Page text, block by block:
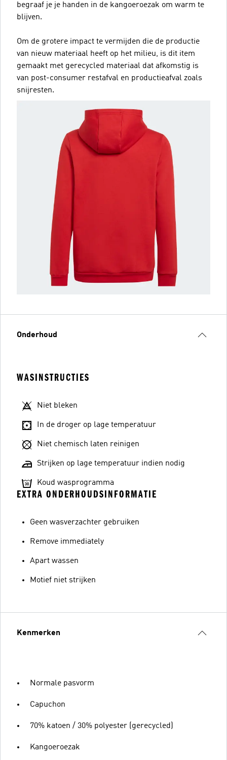
begraaf je je handen in de kangoeroezak om warm te
blijven.
Om de grotere impact te vermijden die de productie
van nieuw materiaal heeft op het milieu, is dit item
gemaakt met gerecycled materiaal dat afkomstig is
van post-consumer restafval en productieafval zoals
snijresten.
Onderhoud
WASINSTRUCTIES
Niet bleken
In de droger op lage temperatuur
Niet chemisch laten reinigen
Strijken op lage temperatuur indien nodig
Koud wasprogramma
EXTRA ONDERHOUDSINFORMATIE
Geen wasverzachter gebruiken
Remove immediately
Apart wassen
Motief niet strijken
Kenmerken
Normale pasvorm
Capuchon
70% katoen / 30% polyester (gerecycled)
Kangoeroezak